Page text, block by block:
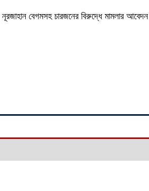
বেগমসহ চারজনের বিরুদ্ধে মামলার